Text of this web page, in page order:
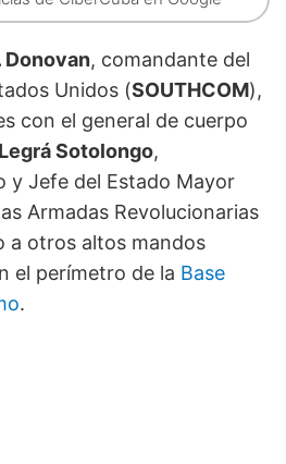
Donovan, comandante del
Unidos (SOUTHCOM),
con el general de cuerpo
Sotolongo,
y Jefe del Estado Mayor
Armadas Revolucionarias
a otros altos mandos
el perímetro de la Base
.